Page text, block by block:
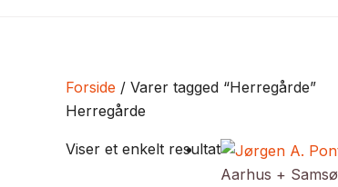
Forside / Varer tagged “Herregårde”
Herregårde
Viser et enkelt resultat
Aarhus + Samsø